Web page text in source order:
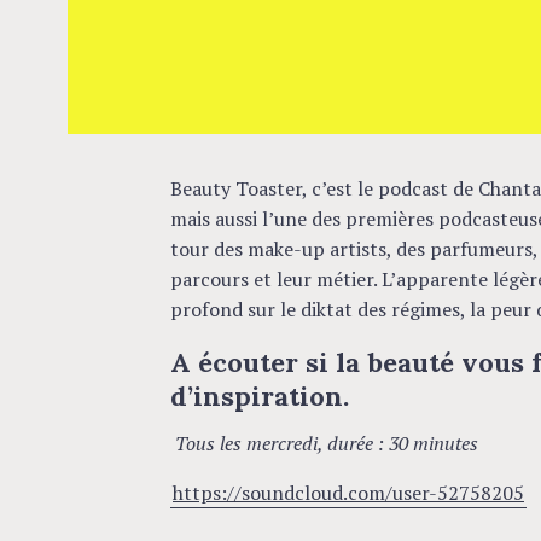
Beauty Toaster, c’est le podcast de
mais aussi l’une des premières
tour des make-up artists, des
parcours et leur métier. L’apparente
profond sur le diktat des régimes, la peur
A écouter si la beauté vous
d’inspiration.
Tous les mercredi, durée : 30 minutes
https://soundcloud.com/user-52758205